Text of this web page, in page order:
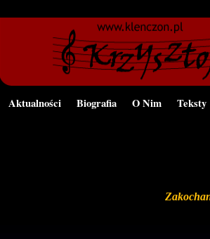
Aktualności Biografia O Nim Teksty